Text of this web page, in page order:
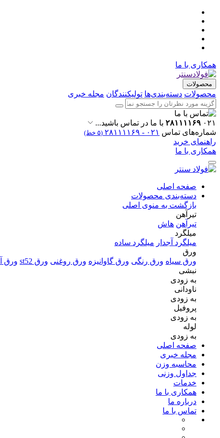
همکاری با ما
محصولات
محصولات دسته‌بندی‌ها تولیکنندگان مجله خبری
۰۲۱ ۲۸۱۱۱۱۶۹ با ما در تماس باشید...
شماره‌های تماس ۰۲۱ - ۲۸۱۱۱۱۶۹ (۵ خط)
راهنمای خرید
همکاری با ما
صفحه اصلی
دسته‌بندی محصولات
بازگشت به منوی اصلی
تیرآهن
تیرآهن هاش
میلگرد
میلگرد آجدار میلگرد ساده
ورق
ورق سیاه ورق رنگی ورق گاوانیزه ورق روغنی ورق st52
ورق
نبشی
به زودی
ناودانی
به زودی
پروفیل
به زودی
لوله
به زودی
صفحه اصلی
مجله خبری
محاسبه وزن
جداول وزنی
خدمات
همکاری با ما
درباره ما
تماس با ما